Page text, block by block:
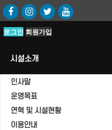
로그인
로그인 회원가입
시설소개
인사말
운영목표
연혁 및 시설현황
이용안내